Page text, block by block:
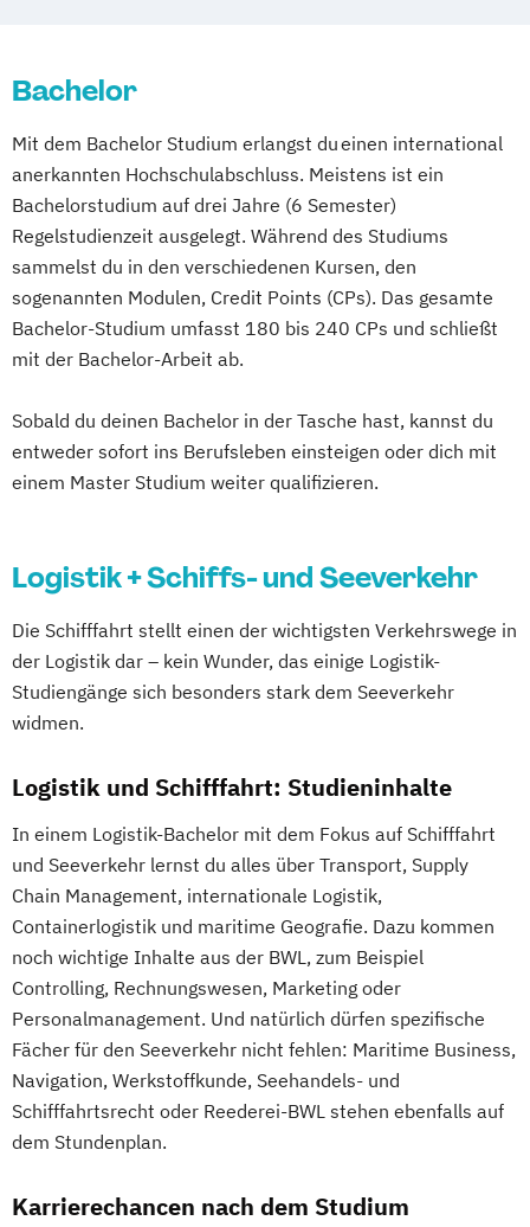
Bachelor
Mit dem Bachelor Studium erlangst du einen international
anerkannten Hochschulabschluss. Meistens ist ein
Bachelorstudium auf drei Jahre (6 Semester)
Regelstudienzeit ausgelegt. Während des Studiums
sammelst du in den verschiedenen Kursen, den
sogenannten Modulen, Credit Points (CPs). Das gesamte
Bachelor-Studium umfasst 180 bis 240 CPs und schließt
mit der Bachelor-Arbeit ab.
Sobald du deinen Bachelor in der Tasche hast, kannst du
entweder sofort ins Berufsleben einsteigen oder dich mit
einem Master Studium weiter qualifizieren.
Logistik + Schiffs- und Seeverkehr
Die Schifffahrt stellt einen der wichtigsten Verkehrswege in
der Logistik dar – kein Wunder, das einige Logistik-
Studiengänge sich besonders stark dem Seeverkehr
widmen.
Logistik und Schifffahrt: Studieninhalte
In einem Logistik-Bachelor mit dem Fokus auf Schifffahrt
und Seeverkehr lernst du alles über Transport, Supply
Chain Management, internationale Logistik,
Containerlogistik und maritime Geografie. Dazu kommen
noch wichtige Inhalte aus der BWL, zum Beispiel
Controlling, Rechnungswesen, Marketing oder
Personalmanagement. Und natürlich dürfen spezifische
Fächer für den Seeverkehr nicht fehlen: Maritime Business,
Navigation, Werkstoffkunde, Seehandels- und
Schifffahrtsrecht oder Reederei-BWL stehen ebenfalls auf
dem Stundenplan.
Karrierechancen nach dem Studium